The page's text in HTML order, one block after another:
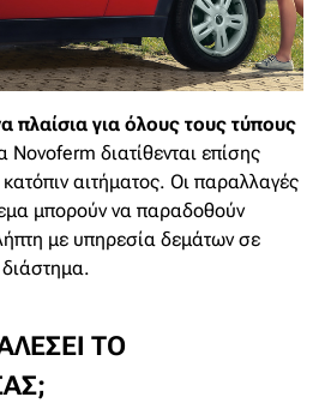
για όλους τους τύπους
Novoferm διατίθενται επίσης
αιτήματος. Οι παραλλαγές
μπορούν να παραδοθούν
με υπηρεσία δεμάτων σε
ΤΟ